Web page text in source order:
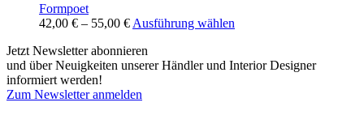
Optionen
der
Formpoet
42,00 € – 55,00 €Preisspanne:
bis
55,00 €
Ausführung wählen
mehrere
Jetzt Newsletter abonnieren
und über Neuigkeiten unserer Händler und Interior Designer
informiert werden!
Zum Newsletter anmelden